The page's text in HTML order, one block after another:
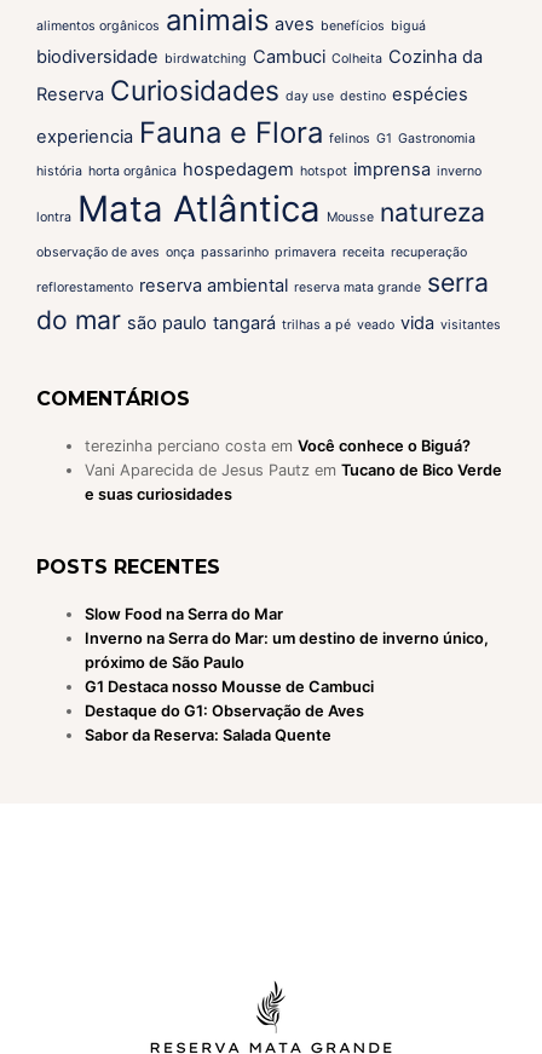
alimentos orgânicos animais aves benefícios biguá
biodiversidade birdwatching Cambuci Colheita Cozinha da
Reserva Curiosidades day use destino espécies
experiencia Fauna e Flora felinos G1 Gastronomia
história horta orgânica hospedagem hotspot imprensa inverno
lontra Mata Atlântica Mousse natureza
observação de aves onça passarinho primavera receita recuperação
reflorestamento reserva ambiental reserva mata grande serra
do mar são paulo tangará trilhas a pé veado vida visitantes
COMENTÁRIOS
terezinha perciano costa em Você conhece o Biguá?
Vani Aparecida de Jesus Pautz em Tucano de Bico Verde
e suas curiosidades
POSTS RECENTES
Slow Food na Serra do Mar
Inverno na Serra do Mar: um destino de inverno único,
próximo de São Paulo
G1 Destaca nosso Mousse de Cambuci
Destaque do G1: Observação de Aves
Sabor da Reserva: Salada Quente